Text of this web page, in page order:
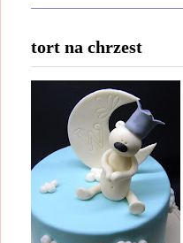
tort na chrzest